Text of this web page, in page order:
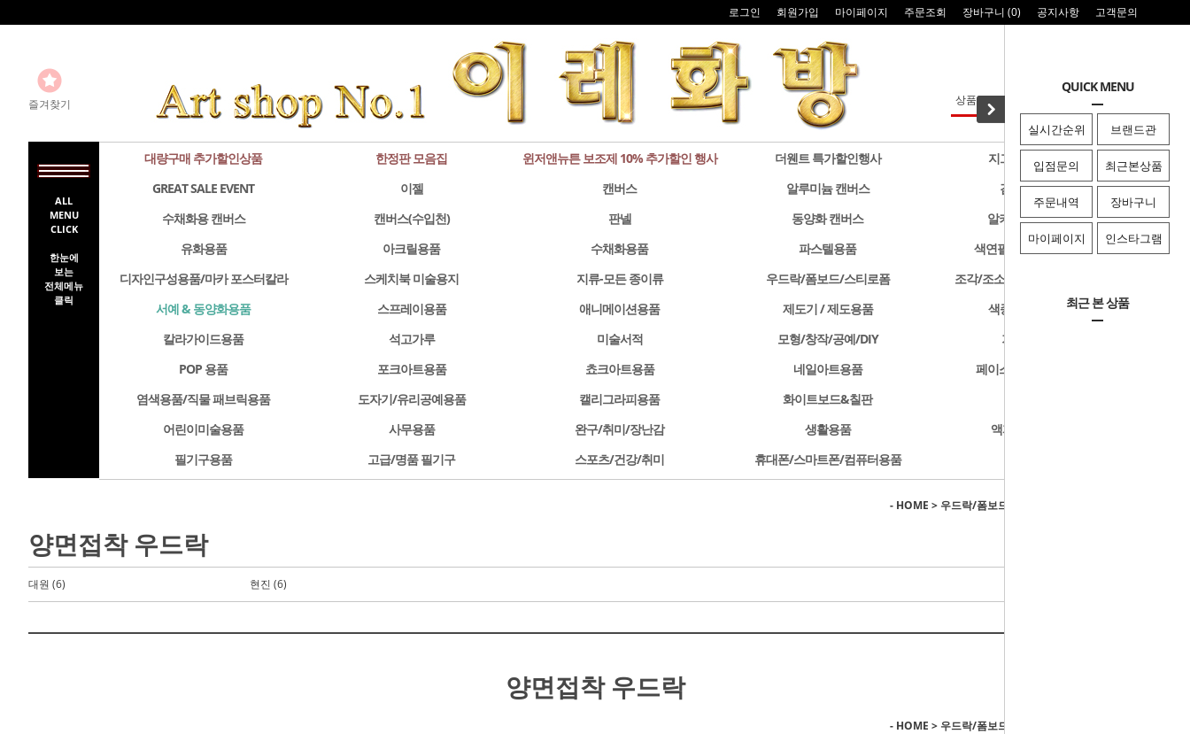
QUICK MENU
실시간순위 브랜드관
입점문의 최근본상품
주문내역 장바구니
마이페이지 인스타그램
최근 본 상품
로그인 회원가입 마이페이지 주문조회 장바구니 (0) 공지사항 고객문의
즐겨찾기
ALL
MENU
CLICK
한눈에
보는
전체메뉴
클릭
대량구매 추가할인상품 한정판 모음집 윈저앤뉴튼 보조제 10% 추가할인 행사 더웬트 특가할인행사
지그 특가할인행사
GREAT SALE EVENT
이젤 캔버스 알루미늄 캔버스
검정색 캔버스
수채화용 캔버스
캔버스(수입천) 판넬 동양화 캔버스
알키드물감 및 용품
유화용품
아크릴용품 수채화용품 파스텔용품
색연필/연필/드로잉용품
디자인구성용품/마카 포스터칼라
스케치북 미술용지 지류-모든 종이류 우드락/폼보드/스티로폼
조각/조소용품/클레이/판화용품
서예 & 동양화용품
스프레이용품 애니메이션용품 제도기 / 제도용품
색종이 & 종이접기
칼라가이드용품
석고가루 미술서적 모형/창작/공예/DIY
기타화방용품
POP 용품
포크아트용품 쵸크아트용품 네일아트용품
페이스페인팅/미용용품
염색용품/직물 패브릭용품
도자기/유리공예용품 캘리그라피용품 화이트보드&칠판
어린이미술용품
사무용품 완구/취미/장난감 생활용품
액자/사진첩/앨범
필기구용품
고급/명품 필기구 스포츠/건강/취미 휴대폰/스마트폰/컴퓨터용품
- HOME > 우드락/폼보드/스티로폼
양면접착 우드락
대원 (6) 현진 (6)
양면접착 우드락
- HOME > 우드락/폼보드/스티로폼